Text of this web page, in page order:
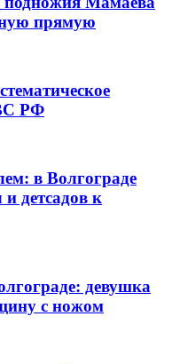
прямую
РФ
в Волгограде
детсадов к
девушка
с ножом